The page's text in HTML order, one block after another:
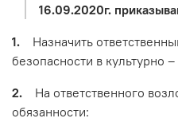
16.09.2020г.
1. Назначить
безопасности в культурно
2. На ответственного
обязанности: